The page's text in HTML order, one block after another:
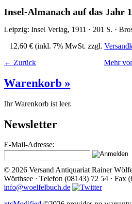
Insel-Almanach auf das Jahr
Leipzig: Insel Verlag, 1911 · 201 S. ·
12,60 € (inkl. 7% MwSt. zzgl.
Mehr
← Zurück
Warenkorb »
Ihr Warenkorb ist leer.
Newsletter
E-Mail-Adresse:
© 2026 Versand Antiquariat Rainer
Wörthsee · Telefon (08143) 72 54 · Fax
info@woelfelbuch.de